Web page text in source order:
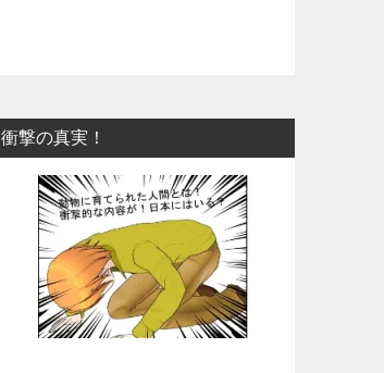
衝撃の真実！